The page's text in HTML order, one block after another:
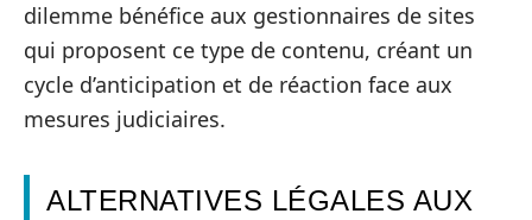
dilemme bénéfice aux gestionnaires de sites
qui proposent ce type de contenu, créant un
cycle d’anticipation et de réaction face aux
mesures judiciaires.
ALTERNATIVES LÉGALES AUX